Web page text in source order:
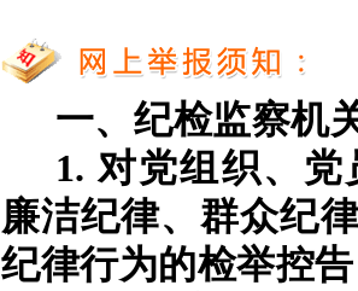
一、纪检监察机
1. 对党组织、
廉洁纪律、群众纪
纪律行为的检举控